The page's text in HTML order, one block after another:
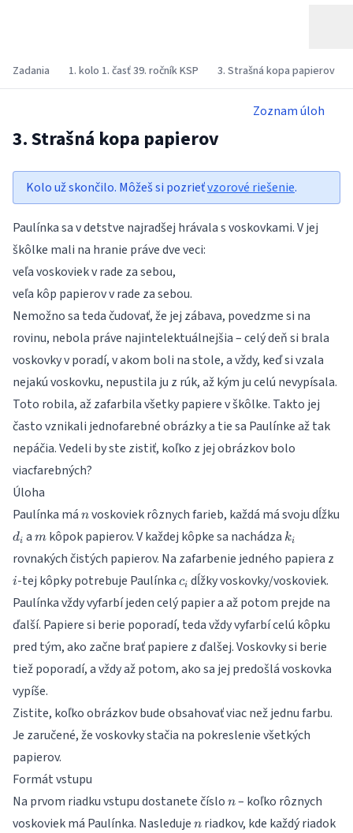
Zadania 1. kolo 1. časť 39. ročník KSP 3. Strašná kopa papierov
Zoznam úloh
3. Strašná kopa papierov
Kolo už skončilo. Môžeš si pozrieťvzorové riešenie.
Paulínka sa v detstve najradšej hrávala s voskovkami. V jej
škôlke mali na hranie práve dve veci:
veľa voskoviek v rade za sebou,
veľa kôp papierov v rade za sebou.
Nemožno sa teda čudovať, že jej zábava, povedzme si na
rovinu, nebola práve najintelektuálnejšia – celý deň si brala
voskovky v poradí, v akom boli na stole, a vždy, keď si vzala
nejakú voskovku, nepustila ju z rúk, až kým ju celú nevypísala.
Toto robila, až zafarbila všetky papiere v škôlke. Takto jej
často vznikali jednofarebné obrázky a tie sa Paulínke až tak
nepáčia. Vedeli by ste zistiť, koľko z jej obrázkov bolo
viacfarebných?
Úloha
Paulínka má n
nvoskoviek rôznych farieb, každá má svoju dĺžku
d_i
di a m
m kôpok papierov. V každej kôpke sa nachádza k_i
ki
rovnakých čistých papierov. Na zafarbenie jedného papiera z
i-tej kôpky potrebuje Paulínka c_i
ci dĺžky voskovky/voskoviek.
Paulínka vždy vyfarbí jeden celý papier a až potom prejde na
ďalší. Papiere si berie poporadí, teda vždy vyfarbí celú kôpku
pred tým, ako začne brať papiere z ďalšej. Voskovky si berie
tiež poporadí, a vždy až potom, ako sa jej predošlá voskovka
vypíše.
Zistite, koľko obrázkov bude obsahovať viac než jednu farbu.
Je zaručené, že voskovky stačia na pokreslenie všetkých
papierov.
Formát vstupu
Na prvom riadku vstupu dostanete číslo n
n– koľko rôznych
voskoviek má Paulínka. Nasleduje n
n riadkov, kde každý riadok